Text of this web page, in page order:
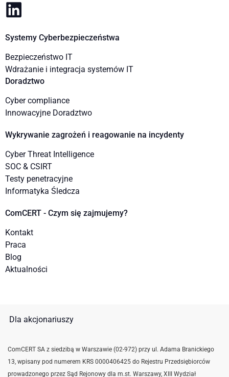
Systemy Cyberbezpieczeństwa
Bezpieczeństwo IT
Wdrażanie i integracja systemów IT
Doradztwo
Cyber compliance
Innowacyjne Doradztwo
Wykrywanie zagrożeń i reagowanie na incydenty
Cyber Threat Intelligence
SOC & CSIRT
Testy penetracyjne
Informatyka Śledcza
ComCERT - Czym się zajmujemy?
Kontakt
Praca
Blog
Aktualności
Dla akcjonariuszy
ComCERT SA z siedzibą w Warszawie (02-972) przy ul. Adama Branickiego
13, wpisany pod numerem KRS 0000406425 do Rejestru Przedsiębiorców
prowadzonego przez Sąd Rejonowy dla m.st. Warszawy, XIII Wydział